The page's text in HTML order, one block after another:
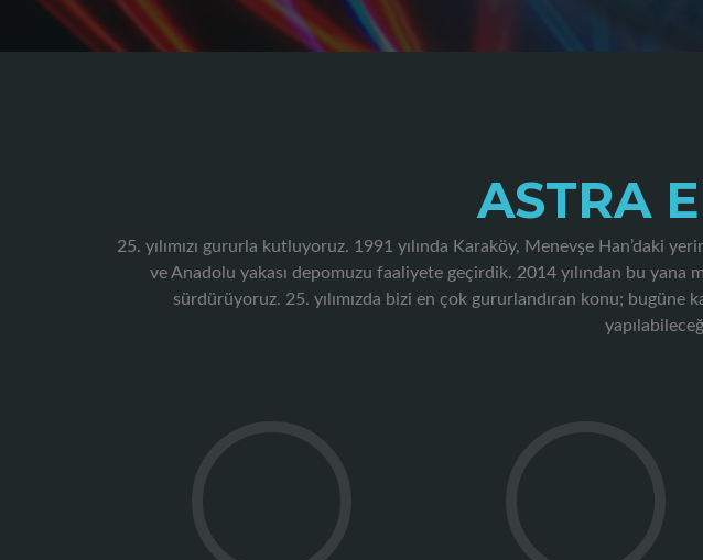
ASTRA
25. yılımızı gururla kutluyoruz. 1991 yılında Karaköy, Menevşe Han’daki
ve Anadolu yakası depomuzu faaliyete geçirdik. 2014 yılından bu yana
sürdürüyoruz. 25. yılımızda bizi en çok gururlandıran konu;